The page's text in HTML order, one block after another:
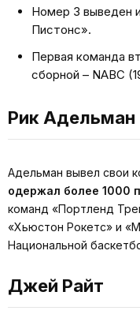
Номер 3 выведен
Пистонс».
Первая команда
сборной – NABC
Рик Адельман
Адельман вывел свои
одержал более 1000
команд «Портленд
«Хьюстон Рокетс» и
Национальной
Джей Райт